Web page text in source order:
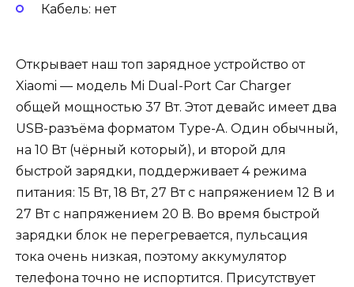
Кабель: нет
Открывает наш топ зарядное устройство от
Xiaomi — модель Mi Dual-Port Car Charger
общей мощностью 37 Вт. Этот девайс имеет два
USB-разъёма форматом Type-A. Один обычный,
на 10 Вт (чёрный который), и второй для
быстрой зарядки, поддерживает 4 режима
питания: 15 Вт, 18 Вт, 27 Вт с напряжением 12 В и
27 Вт с напряжением 20 В. Во время быстрой
зарядки блок не перегревается, пульсация
тока очень низкая, поэтому аккумулятор
телефона точно не испортится. Присутствует